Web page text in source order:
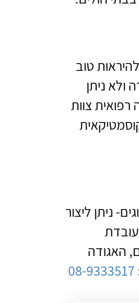
טוב
ולא ניתן
צוות
ניתן ליצור
האגודה
08-9333517